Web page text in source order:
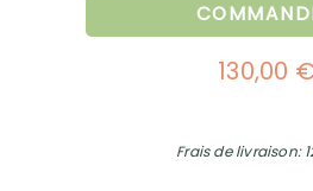
130,00 €
Frais de livraison: